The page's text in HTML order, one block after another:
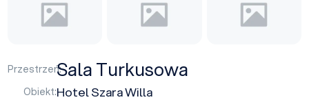
Przestrzeń:Sala Turkusowa
Obiekt:Hotel Szara Willa